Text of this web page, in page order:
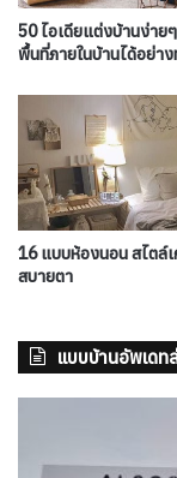
50 ไอเดียแต่งบ้านง่าย
พื้นที่ภายในบ้านได้อย่า
16 แบบห้องนอน สไตล์
สบายตา
แบบบ้านอัพเดท